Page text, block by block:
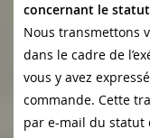
concernant le
Nous transmettons
dans le cadre de
vous y avez
commande. Cette
par e-mail du statut